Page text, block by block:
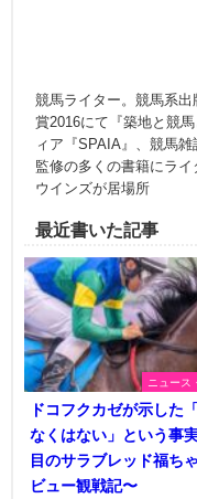
競馬ライター。競馬系
賞2016にて『築地と競
ィア『SPAIA』、競馬
監修の多くの書籍にラ
ウインズが居場所
最近書いた記事
ニュース
ドコフクカゼが示した
なくはない」という事
目のサラブレッド福ち
ビュー観戦記〜